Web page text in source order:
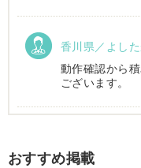
香川県／よし
動作確認から
ございます。
リピート購入
おすすめ掲載